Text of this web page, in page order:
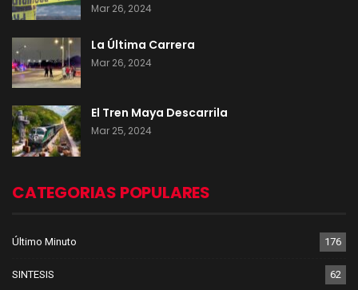
Mar 26, 2024
La Última Carrera
Mar 26, 2024
El Tren Maya Descarrila
Mar 25, 2024
CATEGORIAS POPULARES
Último Minuto 176
SINTESIS 62